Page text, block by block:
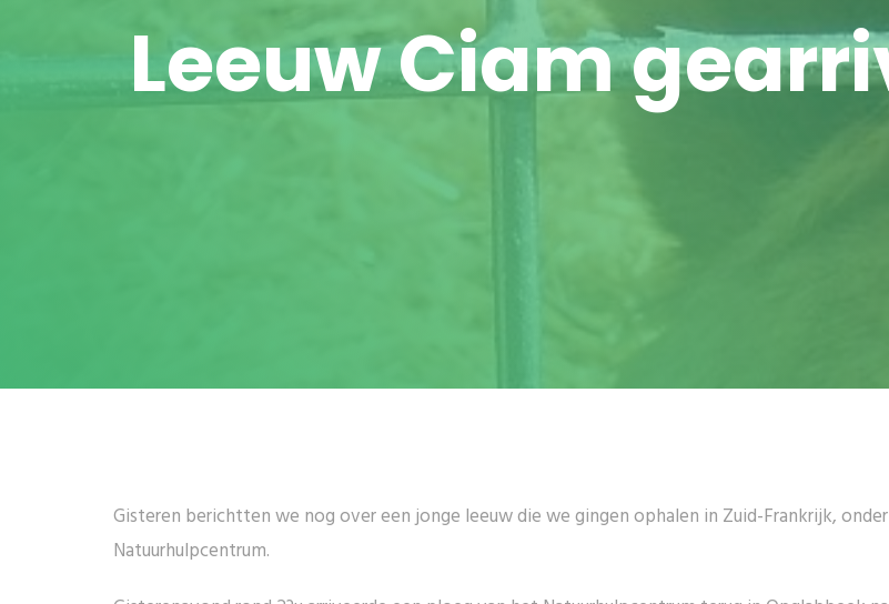
Leeuw Ciam
Gisteren berichtten we nog over een jonge leeuw die we gingen ophalen in Zuid-Frankrijk,
Natuurhulpcentrum.